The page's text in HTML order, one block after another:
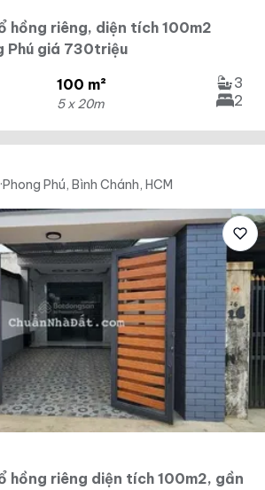
hồng riêng, diện tích 100m2
Phú giá 730triệu
100 m²
5 x 20m
3
2
·Phong Phú, Bình Chánh, HCM
hồng riêng diện tích 100m2, gần